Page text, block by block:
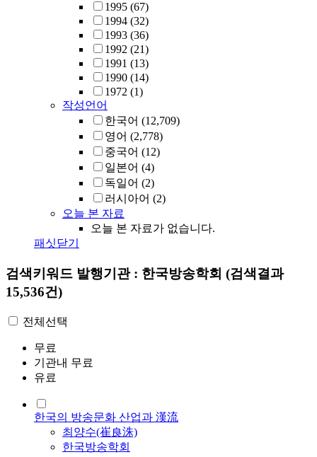
1995 (67)
1994 (32)
1993 (36)
1992 (21)
1991 (13)
1990 (14)
1972 (1)
작성언어
한국어 (12,709)
영어 (2,778)
중국어 (12)
일본어 (4)
독일어 (2)
러시아어 (2)
오늘 본 자료
오늘 본 자료가 없습니다.
패싯닫기
검색키워드 발행기관 : 한국방송학회 (검색결과
15,536건)
전체선택
무료
기관내 무료
유료
한국의 방송문화 산업과 漢流
최양수(崔良洙)
한국방송학회